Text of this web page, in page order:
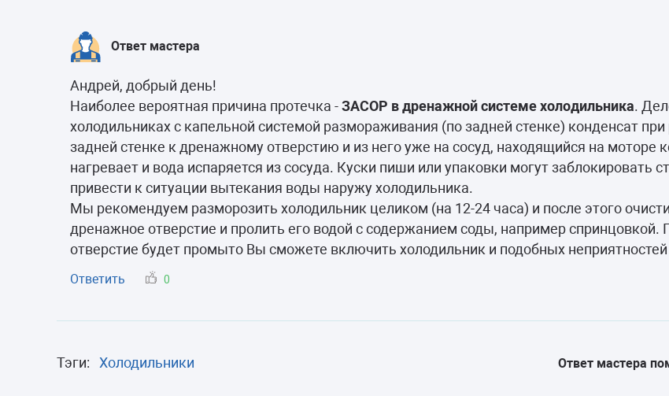
Сушильные машины
Ответ мастера
Андрей, добрый день!
Наиболее вероятная причина протечка -ЗАСОР в дренажной системе холодильника.
холодильниках с капельной системой размораживания (по задней стенке) конденсат
задней стенке к дренажному отверстию и из него уже на сосуд, находящийся на моторе
нагревает и вода испаряется из сосуда. Куски пиши или упаковки могут заблокировать
привести к ситуации вытекания воды наружу холодильника.
Мы рекомендуем разморозить холодильник целиком (на 12-24 часа) и после этого
дренажное отверстие и пролить его водой с содержанием соды, например спринцовкой.
отверстие будет промыто Вы сможете включить холодильник и подобных
Ответить 0
Тэги: Холодильники Ответ мастера